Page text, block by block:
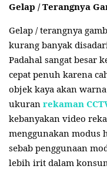
Gelap / Terangnya
Gelap / terangnya
kurang banyak
Padahal sangat besar
cepat penuh karena
objek kaya akan
ukuran rekaman
kebanyakan video
menggunakan modus
sebab penggunaan
lebih irit dalam